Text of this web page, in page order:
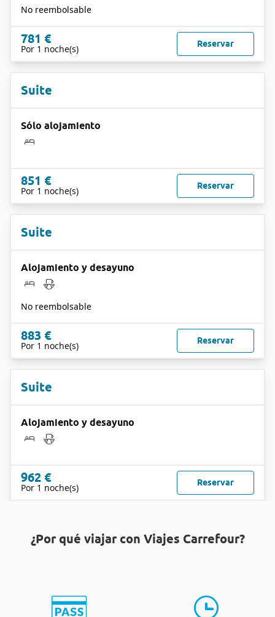
No reembolsable
781 €
Por 1 noche(s) Reservar
Suite
Sólo alojamiento
851 €
Por 1 noche(s) Reservar
Suite
Alojamiento y desayuno
No reembolsable
883 €
Por 1 noche(s) Reservar
Suite
Alojamiento y desayuno
962 €
Por 1 noche(s) Reservar
¿Por qué viajar con Viajes Carrefour?